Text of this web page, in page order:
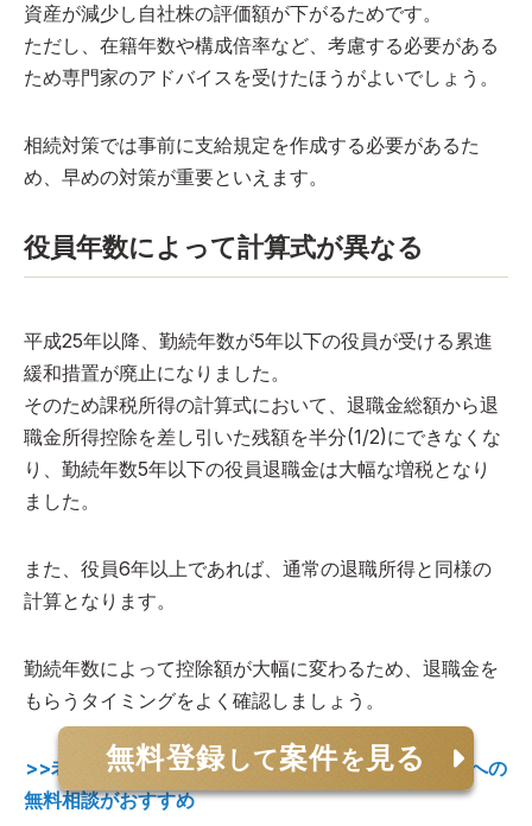
資産が減少し自社株の評価額が下がるためです。
ただし、在籍年数や構成倍率など、考慮する必要がある
ため専門家のアドバイスを受けたほうがよいでしょう。
相続対策では事前に支給規定を作成する必要があるた
め、早めの対策が重要といえます。
役員年数によって計算式が異なる
平成25年以降、勤続年数が5年以下の役員が受ける累進
緩和措置が廃止になりました。
そのため課税所得の計算式において、退職金総額から退
職金所得控除を差し引いた残額を半分(1/2)にできなくな
り、勤続年数5年以下の役員退職金は大幅な増税となり
ました。
また、役員6年以上であれば、通常の退職所得と同様の
計算となります。
勤続年数によって控除額が大幅に変わるため、退職金を
もらうタイミングをよく確認しましょう。
>>老後資金のお悩みはファイナンシャルプランナーへの
無料相談がおすすめ
無料登録 して案件を 見る